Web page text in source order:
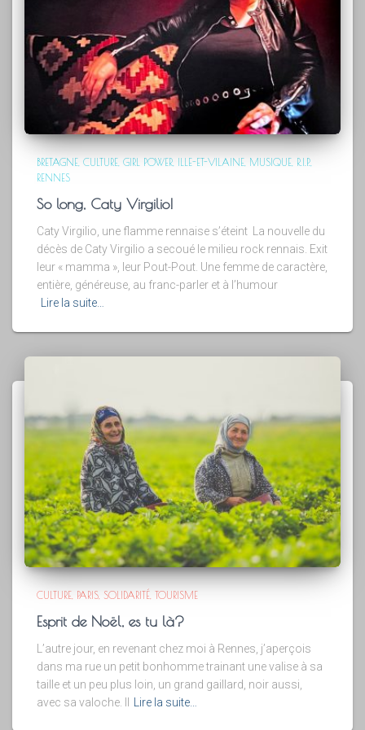
BRETAGNE CULTURE GIRL POWER ILLE-ET-VILAINE MUSIQUE R.I.P.
RENNES
So long, Caty Virgilio!
Caty Virgilio, une flamme rennaise s’éteint La nouvelle du
décès de Caty Virgilio a secoué le milieu rock rennais. Exit
leur « mamma », leur Pout-Pout. Une femme de caractère,
entière, généreuse, au franc-parler et à l’humour
Lire la suite…
CULTURE PARIS SOLIDARITÉ TOURISME
Esprit de Noël, es tu là?
L’autre jour, en revenant chez moi à Rennes, j’aperçois
dans ma rue un petit bonhomme trainant une valise à sa
taille et un peu plus loin, un grand gaillard, noir aussi,
avec sa valoche. Il
Lire la suite…